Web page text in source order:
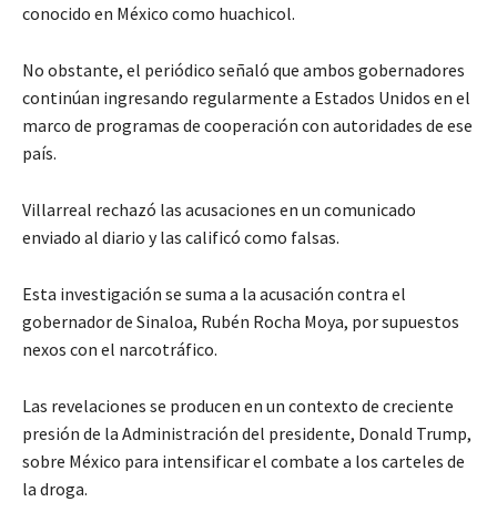
conocido en México como huachicol.
No obstante, el periódico señaló que ambos gobernadores
continúan ingresando regularmente a Estados Unidos en el
marco de programas de cooperación con autoridades de ese
país.
Villarreal rechazó las acusaciones en un comunicado
enviado al diario y las calificó como falsas.
Esta investigación se suma a la acusación contra el
gobernador de Sinaloa, Rubén Rocha Moya, por supuestos
nexos con el narcotráfico.
Las revelaciones se producen en un contexto de creciente
presión de la Administración del presidente, Donald Trump,
sobre México para intensificar el combate a los carteles de
la droga.